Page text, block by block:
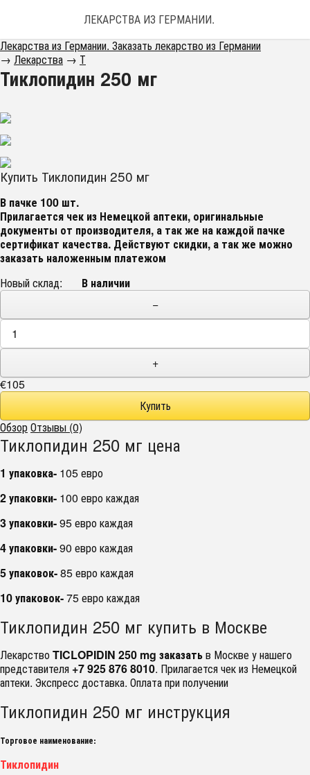
ЛЕКАРСТВА ИЗ ГЕРМАНИИ. ЗАКАЗАТЬ
Лекарства из Германии. Заказать лекарство из Германии
→ Лекарства → Т
Тиклопидин 250 мг
Купить Тиклопидин 250 мг
В пачке 100 шт.
Прилагается чек из Немецкой аптеки, оригинальные
документы от производителя, а так же на каждой пачке
сертификат качества. Действуют скидки, а так же можно
заказать наложенным платежом
Новый склад:
В наличии
−
+
€105
ОбзорОтзывы (0)
Тиклопидин 250 мг цена
1 упаковка- 105 евро
2 упаковки- 100 евро каждая
3 упаковки-95 евро каждая
4 упаковки-90 евро каждая
5 упаковок-85 евро каждая
10 упаковок-75 евро каждая
Тиклопидин 250 мг купить в Москве
ЛекарствоTICLOPIDIN 250 mg заказатьв Москве у нашего
представителя +7 925 876 8010. Прилагается чек из Немецкой
аптеки. Экспресс доставка. Оплата при получении
Тиклопидин 250 мг инструкция
Торговое наименование:
Тиклопидин